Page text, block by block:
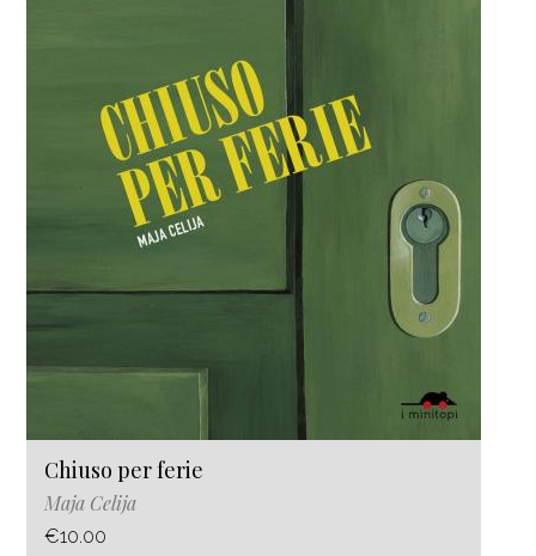
Chiuso per ferie
Maja Celija
€10.00